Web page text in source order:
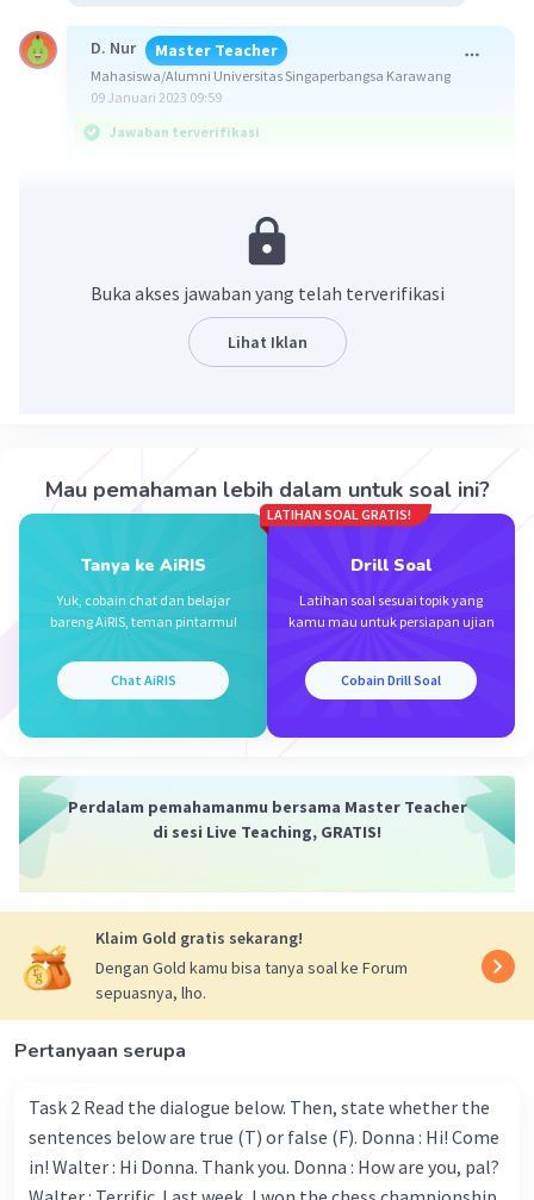
D. Nur Master Teacher
Mahasiswa/Alumni Universitas Singaperbangsa Karawang
09 Januari 2023 09:59
Jawaban terverifikasi
will have become".
rumpangnya dengan bentuk kata kerja yang
his first million and the 17-year-old girl says she
____ (become) a top fashion designer.
____ (meraih) uang satu juta pertamanya dan
(menjadi) perancang mode terkenal.)
Kalimat tersebut menunjukkan pemakaian
(di umurnya yang ke-30
tahun) untuk menunjukkan rencana yang
kemungkinan sudah akan terjadi atau terlaksana
Sebagai catatan, Future Perfect Tense biasanya
ditulis bersamaan dengan Simple Present Tense
seperti 'one guy says
says' pada kalimat di atas.
Perfect Tense berikut!
(+) S + will + have + V3 + O/C.
Buka akses jawaban yang telah terverifikasi
Lihat Iklan
Mau pemahaman lebih dalam untuk soal ini?
Tanya ke AiRIS
Yuk, cobain chat dan belajar
bareng AiRIS, teman pintarmu!
Chat AiRIS
LATIHAN SOAL GRATIS!
Drill Soal
Latihan soal sesuai topik yang
kamu mau untuk persiapan ujian
Cobain Drill Soal
Perdalam pemahamanmu bersama Master Teacher
di sesi Live Teaching, GRATIS!
Klaim Gold gratis sekarang!
Dengan Gold kamu bisa tanya soal ke Forum
sepuasnya, lho.
Pertanyaan serupa
Task 2 Read the dialogue below. Then, state whether the
sentences below are true (T) or false (F). Donna : Hi! Come
in! Walter : Hi Donna. Thank you. Donna : How are you, pal?